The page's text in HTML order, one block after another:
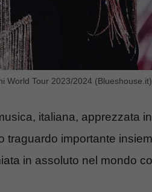
World Tour 2023/2024 (Blueshouse.it)
italiana, apprezzata
importante
in assoluto nel mondo